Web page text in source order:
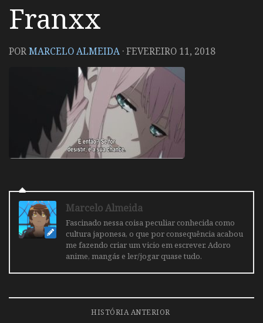
Franxx
PORMARCELO ALMEIDA ·FEVEREIRO 11, 2018
Marcelo Almeida
Fascinado nessa coisa peculiar conhecida como
cultura japonesa, o que por consequência acabou
me fazendo criar um vicio em escrever. Adoro
anime, mangás e ler/jogar quase tudo.
HISTÓRIA ANTERIOR